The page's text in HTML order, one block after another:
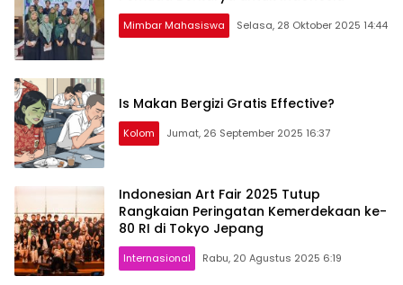
Mimbar Mahasiswa Selasa, 28 Oktober 2025 14:44
Is Makan Bergizi Gratis Effective?
Kolom Jumat, 26 September 2025 16:37
Indonesian Art Fair 2025 Tutup
Rangkaian Peringatan Kemerdekaan ke-
80 RI di Tokyo Jepang
Internasional Rabu, 20 Agustus 2025 6:19